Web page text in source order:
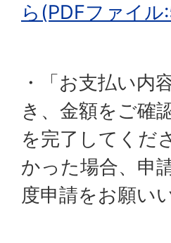
ら(PDFファイル
・「お支払い内
き、金額をご確
を完了してくだ
かった場合、申
度申請をお願い